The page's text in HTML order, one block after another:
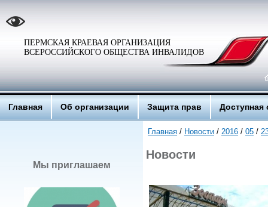
ПЕРМСКАЯ КРАЕВАЯ ОРГАНИЗАЦИЯ
ВСЕРОССИЙСКОГО ОБЩЕСТВА ИНВАЛИДОВ
Главная Об организации Защита прав Доступная
Мы приглашаем
Главная / Новости / 2016 / 05 /
Новости